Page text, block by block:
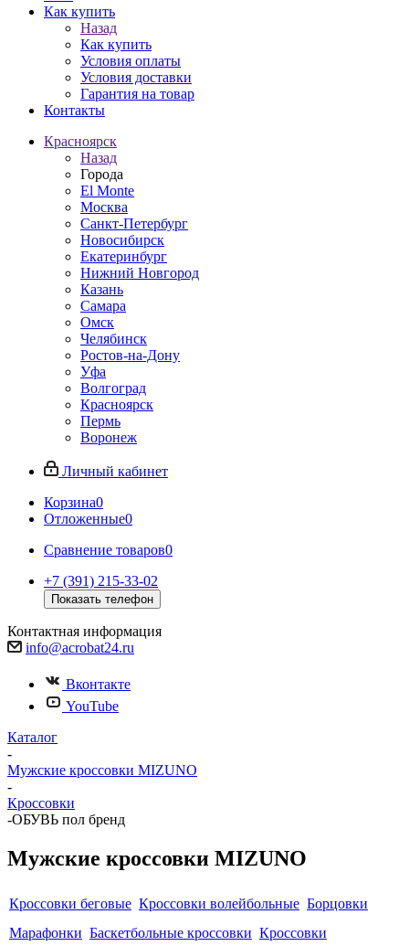
Как купить
Назад
Как купить
Условия оплаты
Условия доставки
Гарантия на товар
Контакты
Красноярск
Назад
Города
El Monte
Москва
Санкт-Петербург
Новосибирск
Екатеринбург
Нижний Новгород
Казань
Самара
Омск
Челябинск
Ростов-на-Дону
Уфа
Волгоград
Красноярск
Пермь
Воронеж
Личный кабинет
Корзина0
Отложенные0
Сравнение товаров0
+7 (391) 215-33-02
Показать телефон
Контактная информация
info@acrobat24.ru
Вконтакте
YouTube
Каталог
-
Мужские кроссовки MIZUNO
-
Кроссовки
-ОБУВЬ пол бренд
Мужские кроссовки MIZUNO
Кроссовки беговые Кроссовки волейбольные Борцовки
Марафонки Баскетбольные кроссовки Кроссовки